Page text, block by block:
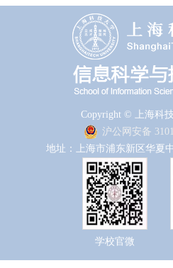
Copyright © 上海科
沪公网安备
地址：上海市浦东新区华夏
学校官微